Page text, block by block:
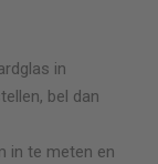
in
bel dan
in te meten en